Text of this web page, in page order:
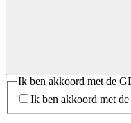
Ik ben akkoord met de
Ik ben akkoord met